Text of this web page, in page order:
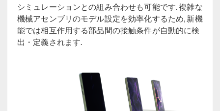
シミュレーションとの組み合わせも可能です. 複雑な
機械アセンブリのモデル設定を効率化するため, 新機
能では相互作用する部品間の接触条件が自動的に検
出・定義されます.